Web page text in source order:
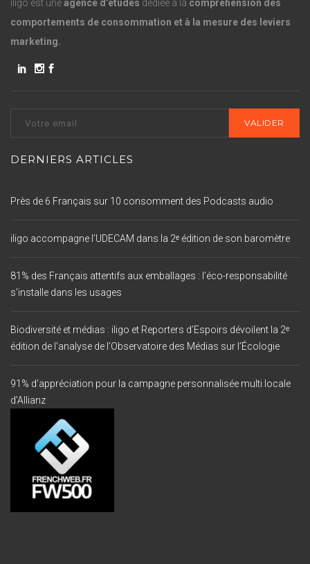
iligo est uneagence d’études dédiée à la compréhension des
comportements de consommation et à la mesure des leviers
marketing.
DERNIERS ARTICLES
Près de 6 Français sur 10 consomment des Podcasts audio
iligo accompagne l’UDECAM dans la 2ᵉ édition de son baromètre
81% des Français attentifs aux emballages : l’éco-responsabilité
s’installe dans les usages
Biodiversité et médias : iligo et Reporters d’Espoirs dévoilent la 2ᵉ
édition de l’analyse de l’Observatoire des Médias sur l’Écologie
91% d’appréciation pour la campagne personnalisée multi locale
d’Allianz